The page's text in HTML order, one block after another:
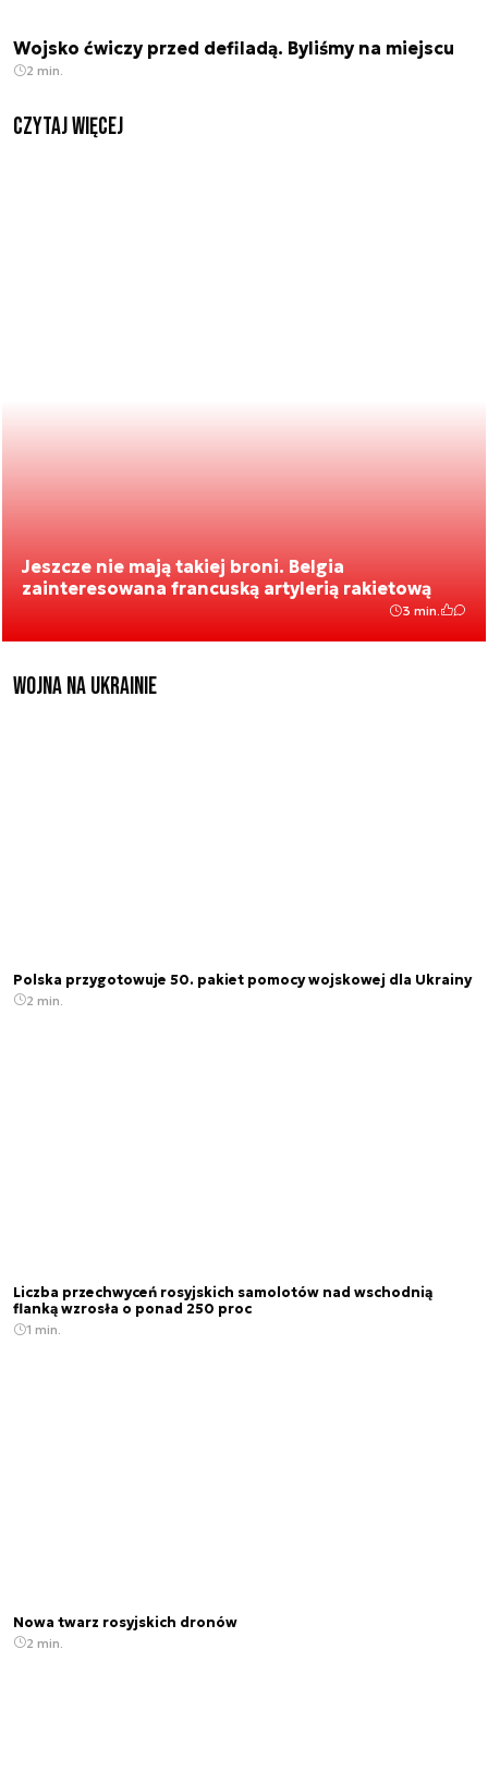
Wojsko ćwiczy przed defiladą. Byliśmy na miejscu
2 min.
czytaj więcej
Jeszcze nie mają takiej broni. Belgia
zainteresowana francuską artylerią rakietową
3 min.
Wojna na Ukrainie
Polska przygotowuje 50. pakiet pomocy wojskowej dla Ukrainy
2 min.
Liczba przechwyceń rosyjskich samolotów nad wschodnią
flanką wzrosła o ponad 250 proc
1 min.
Nowa twarz rosyjskich dronów
2 min.